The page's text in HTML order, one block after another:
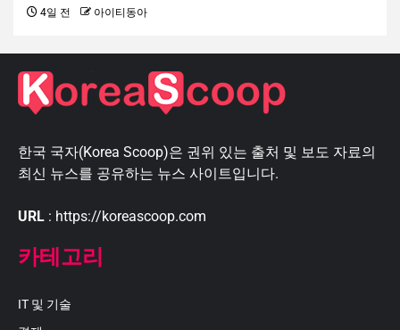
4일 전 아이티동아
한국 국자(Korea Scoop)은 권위 있는 출처 및 보도 자료의
최신 뉴스를 공유하는 뉴스 사이트입니다.
URL : https://koreascoop.com
카테고리
IT 및 기술